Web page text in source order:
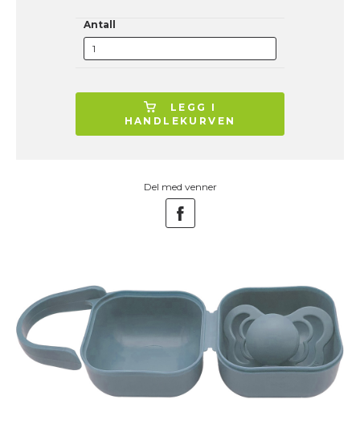
Antall
LEGG I
HANDLEKURVEN
Del med venner